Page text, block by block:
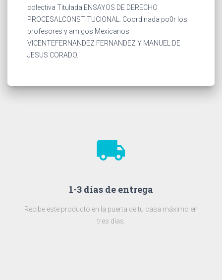
colectiva Titulada ENSAYOS DE DERECHO
PROCESALCONSTITUCIONAL. Coordinada po0r los
profesores y amigos Mexicanos
VICENTEFERNANDEZ FERNANDEZ Y MANUEL DE
JESUS CORADO.
local_shipping
1-3 días de entrega
Recibe este producto en la puerta de tu casa máximo en
tres días.